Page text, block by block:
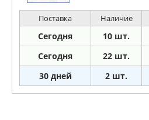
Поставка Наличие
Сегодня 10 шт.
Сегодня 22 шт.
30 дней 2 шт.